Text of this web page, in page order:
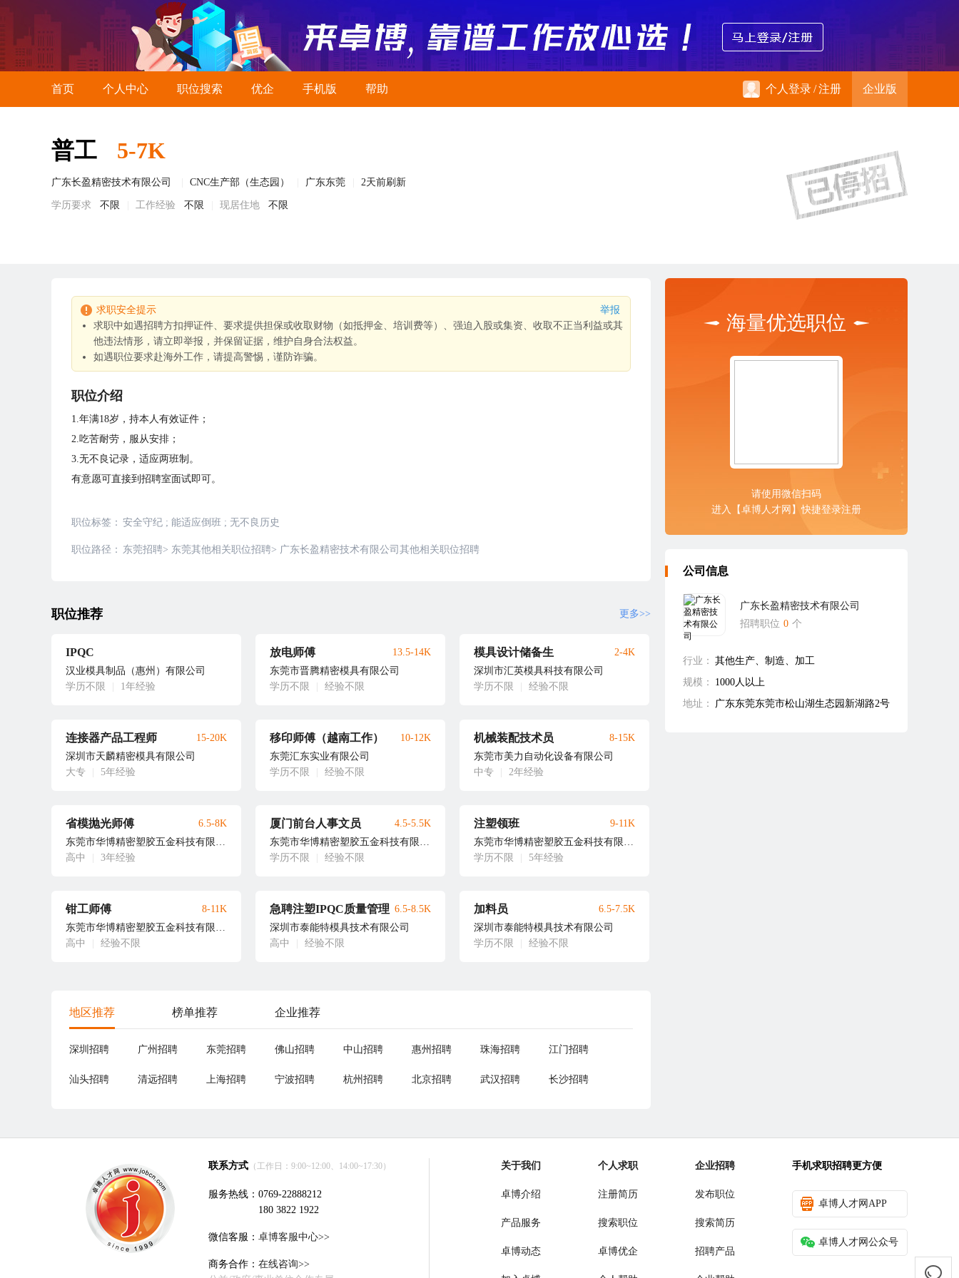
首页 个人中心 职位搜索 优企 手机版 帮助 个人登录/注册 企业版
普工 5-7K
广东长盈精密技术有限公司 CNC生产部（生态园） 广东东莞 2天前刷新
学历要求 不限 工作经验 不限 现居住地 不限
求职安全提示
举报
求职中如遇招聘方扣押证件、要求提供担保或收取财物（如抵押金、培训费等）、强迫入股或集资、收取不正当利益或其
他违法情形，请立即举报，并保留证据，维护自身合法权益。
如遇职位要求赴海外工作，请提高警惕，谨防诈骗。
职位介绍
1.年满18岁，持本人有效证件；
2.吃苦耐劳，服从安排；
3.无不良记录，适应两班制。
有意愿可直接到招聘室面试即可。
职位标签： 安全守纪 ; 能适应倒班 ; 无不良历史
职位路径： 东莞招聘> 东莞其他相关职位招聘> 广东长盈精密技术有限公司其他相关职位招聘
职位推荐 更多>>
IPQC
汉业模具制品（惠州）有限公司
学历不限
1年经验
放电师傅
东莞市晋腾精密模具有限公司
学历不限
经验不限
13.5-14K 模具设计储备生
深圳市汇英模具科技有限公司
学历不限
经验不限
2-4K
连接器产品工程师
深圳市天麟精密模具有限公司
大专
5年经验
15-20K 移印师傅（越南工作）
东莞汇东实业有限公司
学历不限
经验不限
10-12K 机械装配技术员
东莞市美力自动化设备有限公司
中专
2年经验
8-15K
省模抛光师傅
东莞市华博精密塑胶五金科技有限公司
高中
3年经验
6.5-8K 厦门前台人事文员
东莞市华博精密塑胶五金科技有限公司
学历不限
经验不限
4.5-5.5K 注塑领班
东莞市华博精密塑胶五金科技有限公司
学历不限
5年经验
9-11K
钳工师傅
东莞市华博精密塑胶五金科技有限公司
高中
经验不限
8-11K 急聘注塑IPQC质量管理
深圳市泰能特模具技术有限公司
高中
经验不限
6.5-8.5K 加料员
深圳市泰能特模具技术有限公司
学历不限
经验不限
6.5-7.5K
地区推荐 榜单推荐 企业推荐
深圳招聘 广州招聘 东莞招聘 佛山招聘 中山招聘 惠州招聘 珠海招聘 江门招聘
汕头招聘 清远招聘 上海招聘 宁波招聘 杭州招聘 北京招聘 武汉招聘 长沙招聘
海量优选职位
请使用微信扫码
进入【卓博人才网】快捷登录注册
公司信息
广东长盈精密技术有限公司
招聘职位 0 个
行业： 其他生产、制造、加工
规模：
1000人以上
地址：
广东东莞东莞市松山湖生态园新湖路2号
联系方式 （工作日：9:00~12:00、14:00~17:30）
服务热线：0769-22888212
180 3822 1922
微信客服： 卓博客服中心>>
商务合作： 在线咨询>>
关于我们
卓博介绍
产品服务
卓博动态
个人求职
注册简历
搜索职位
卓博优企
企业招聘
发布职位
搜索简历
招聘产品
手机求职招聘更方便
卓博人才网APP
卓博人才网公众号